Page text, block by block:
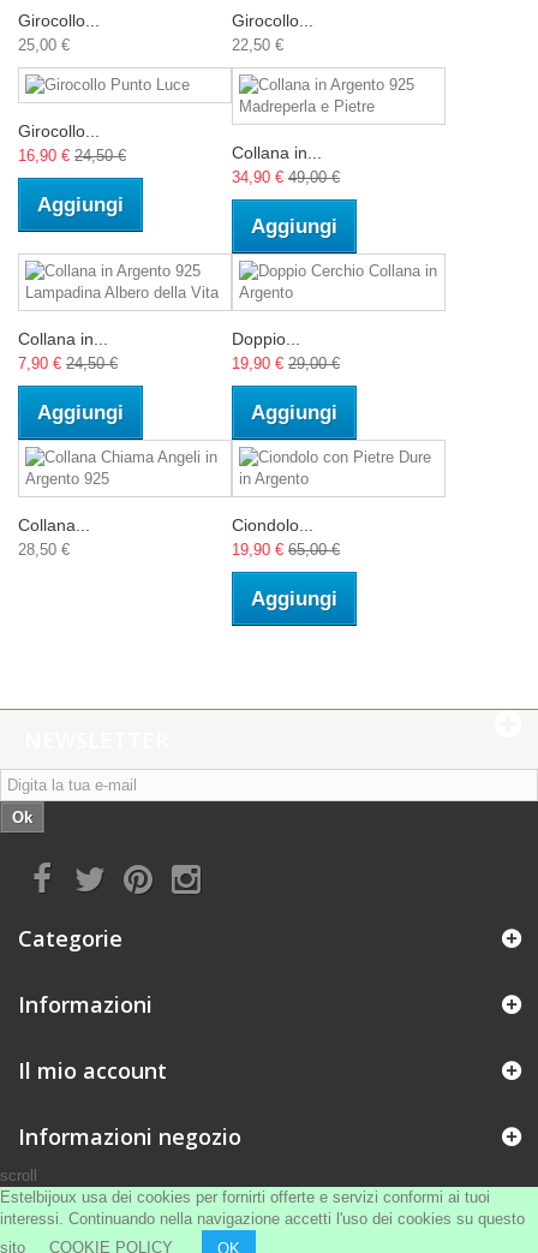
Girocollo...
25,00 €
Girocollo...
22,50 €
Girocollo...
16,90 € 24,50 €
Aggiungi
Collana in...
34,90 € 49,00 €
Aggiungi
Collana in...
7,90 € 24,50 €
Aggiungi
Doppio...
19,90 € 29,00 €
Aggiungi
Collana...
28,50 €
Ciondolo...
19,90 € 65,00 €
Aggiungi
Ok
Categorie
Informazioni
Il mio account
Informazioni negozio
scroll
Estelbijoux usa dei cookies per fornirti offerte e servizi conformi ai tuoi
interessi. Continuando nella navigazione accetti l'uso dei cookies su questo
sito COOKIE POLICY OK